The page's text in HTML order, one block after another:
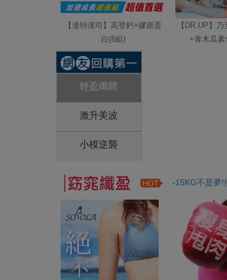
【達特漢司】高登鈣+膠原蛋
白(6組)
【DR.UP】
+青木瓜
輕盈纖體
激升美波
小模逆襲
-15KG不是夢!